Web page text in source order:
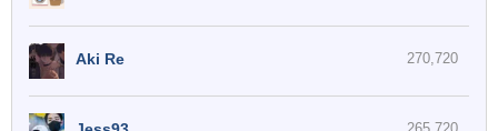
270,720
Aki Re